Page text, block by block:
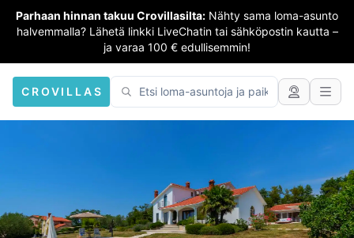
Parhaan hinnan takuu Crovillasilta: Nähty sama loma-asunto
halvemmalla? Lähetä linkki LiveChatin tai sähköpostin kautta –
ja varaa 100 € edullisemmin!
CROVILLAS